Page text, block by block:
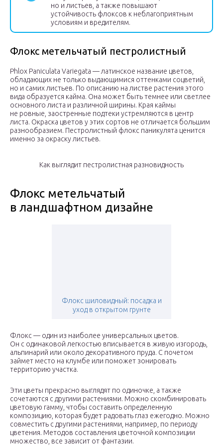
но и листьев, а также повышают
устойчивость флоксов к неблагоприятным
условиям и вредителям.
Флокс метельчатый пестролистный
Phlox Paniculata Variegata — латинское название цветов,
обладающих не только выдающимися оттенками соцветий,
но и самих листьев. По описанию на листве растения этого
вида образуется кайма. Она может быть темнее или светлее
основного листа и различной ширины. Края каймы
не ровные, заостренные подтеки устремляются в центр
листа. Окраска цветов у этих сортов не отличается большим
разнообразием. Пестролистный флокс паникулята ценится
именно за окраску листьев.
Как выглядит пестролистная разновидность
Флокс метельчатый
в ландшафтном дизайне
Флокс шиловидный: посадка и
уход в открытом грунте
Флокс — один из наиболее универсальных цветов.
Он с одинаковой легкостью вписывается в живую изгородь,
альпинарий или около декоративного пруда. С почетом
займет место на клумбе или поможет зонировать
территорию участка.
Эти цветы прекрасно выглядят по одиночке, а также
сочетаются с другими растениями. Можно скомбинировать
цветовую гамму, чтобы составить определенную
композицию, которая будет радовать глаз ежегодно. Можно
совместить с другими растениями, например, по периоду
цветения. Методов составления цветочной композиции
множество, все зависит от фантазии.